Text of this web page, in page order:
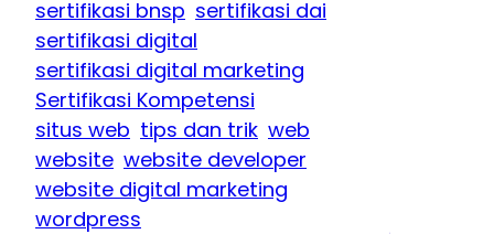
sertifikasi bnsp sertifikasi dai
sertifikasi digital
sertifikasi digital marketing
Sertifikasi Kompetensi
situs web tips dan trik web
website website developer
website digital marketing
wordpress